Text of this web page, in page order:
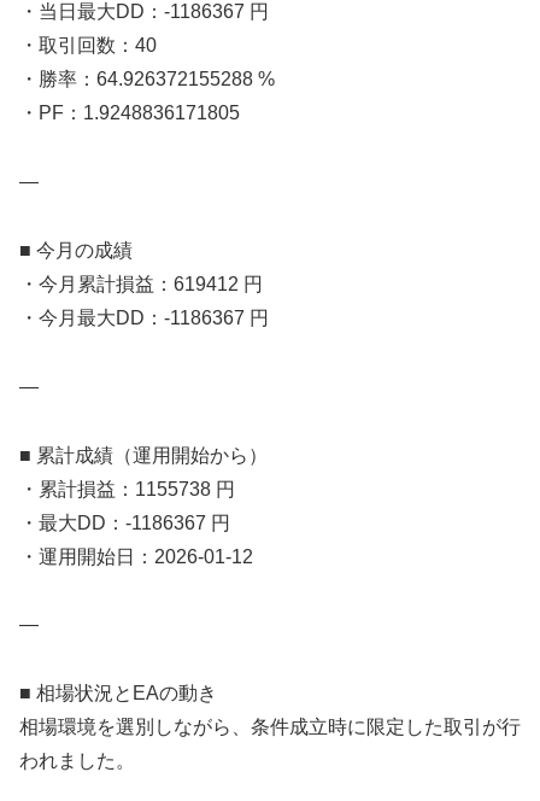
・当日最大DD：-1186367 円
・取引回数：40
・勝率：64.926372155288 %
・PF：1.9248836171805
—
■ 今月の成績
・今月累計損益：619412 円
・今月最大DD：-1186367 円
—
■ 累計成績（運用開始から）
・累計損益：1155738 円
・最大DD：-1186367 円
・運用開始日：2026-01-12
—
■ 相場状況とEAの動き
相場環境を選別しながら、条件成立時に限定した取引が行
われました。